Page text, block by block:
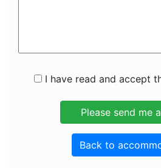
I have read and accept
Back to